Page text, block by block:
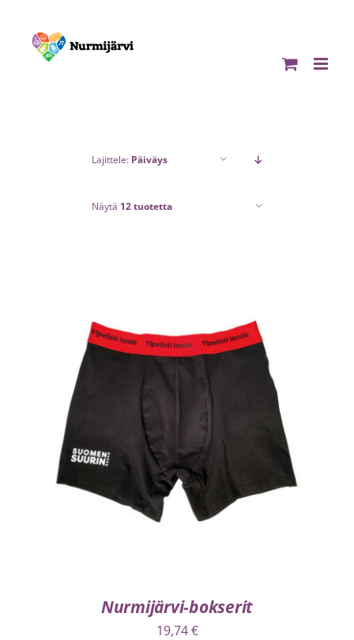
content
Lajittele: Päiväys
Näytä 12 tuotetta
VALITSE VAIHTOEHDOISTA LISÄTIEDOT
Nurmijärvi-bokserit
19,74€